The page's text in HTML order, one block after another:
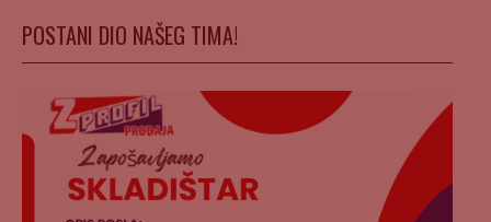
POSTANI DIO NAŠEG TIMA!